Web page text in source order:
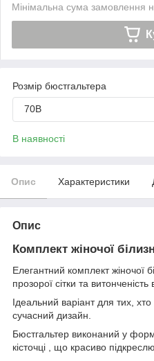
Мінімальна сума замовлення
Розмір бюстгальтера
70B
В наявності
Опис Характеристики
Опис
Комплект жіночої
Елегантний комплект жіночої
прозорої сітки та
Ідеальний варіант для тих,
сучасний дизайн.
Бюстгальтер виконаний у
кісточці , що красиво